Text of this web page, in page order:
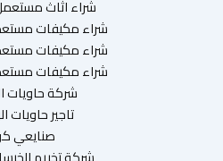
شراء اثاث
شراء مكيفات
شراء مكيفات
شراء مكيفات
شركة حاويات
تاجير حاويات
صنايعي